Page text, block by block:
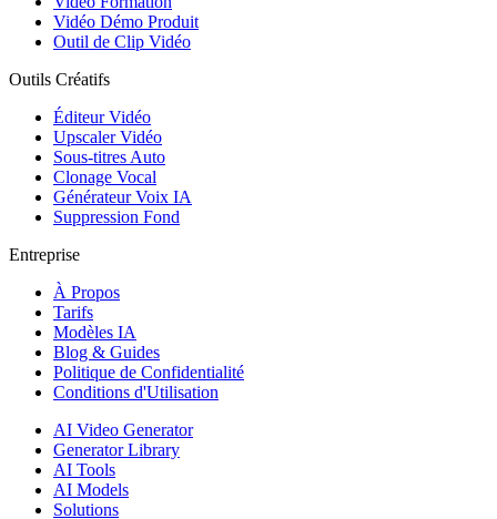
Vidéo Démo Produit
Outil de Clip Vidéo
Outils Créatifs
Éditeur Vidéo
Upscaler Vidéo
Sous-titres Auto
Clonage Vocal
Générateur Voix IA
Suppression Fond
Entreprise
À Propos
Tarifs
Modèles IA
Blog & Guides
Politique de Confidentialité
Conditions d'Utilisation
AI Video Generator
Generator Library
AI Tools
AI Models
Solutions